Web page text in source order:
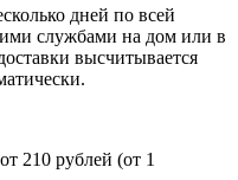
дней по всей
службами на дом или в
высчитывается
210 рублей (от 1